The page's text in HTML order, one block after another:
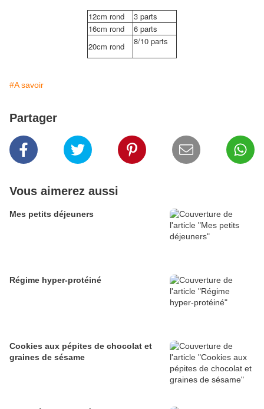
12cm rond
3 parts
16cm rond
6 parts
20cm rond
8/10 parts
#A savoir
Partager
Vous aimerez aussi
Mes petits déjeuners
Régime hyper-protéiné
Cookies aux pépites de chocolat et
graines de sésame